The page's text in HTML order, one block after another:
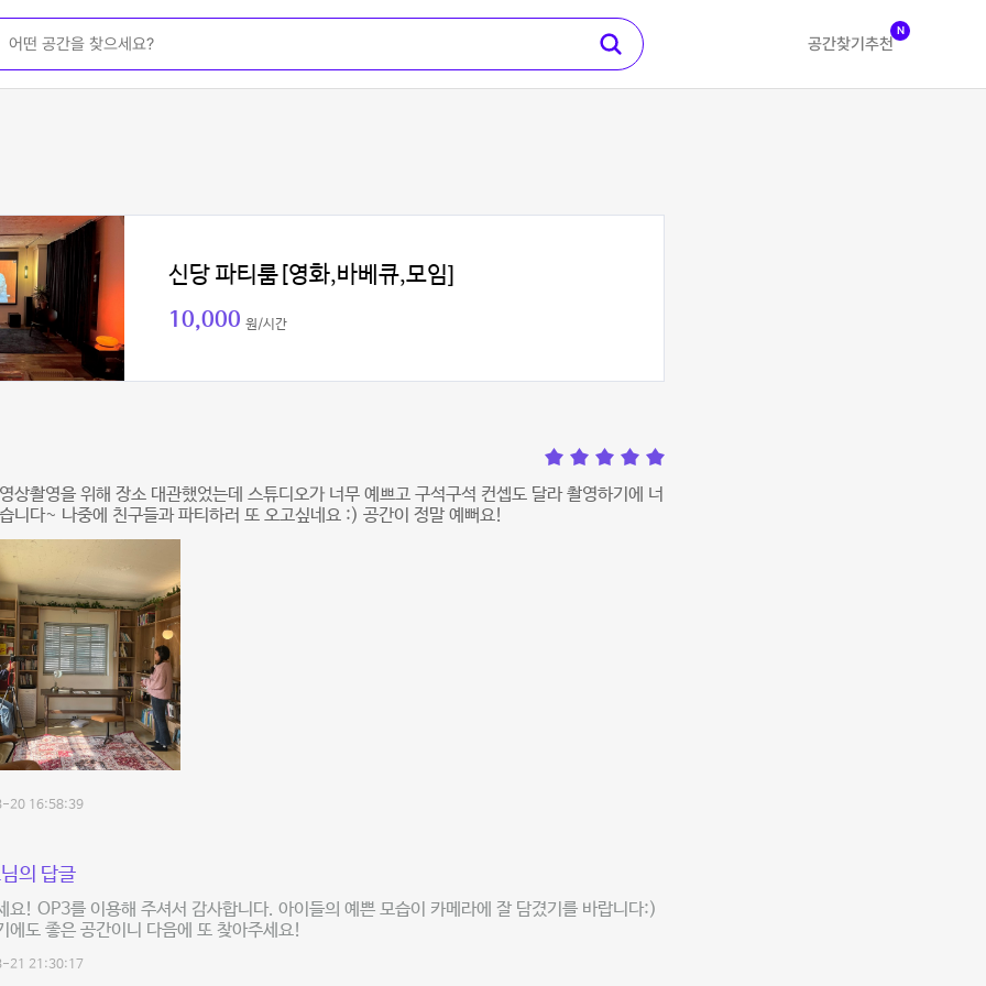
공간찾기 추천
N
신당 파티룸[영화,바베큐,모임]
10,000 원/시간
상촬영을 위해 장소 대관했었는데 스튜디오가 너무 예쁘고 구석구석 컨셉도 달라 촬영하기에 너
니다~ 나중에 친구들과 파티하러 또 오고싶네요 :) 공간이 정말 예뻐요!
20 16:58:39
의 답글
요! OP3를 이용해 주셔서 감사합니다. 아이들의 예쁜 모습이 카메라에 잘 담겼기를 바랍니다:)
에도 좋은 공간이니 다음에 또 찾아주세요!
21 21:30:17